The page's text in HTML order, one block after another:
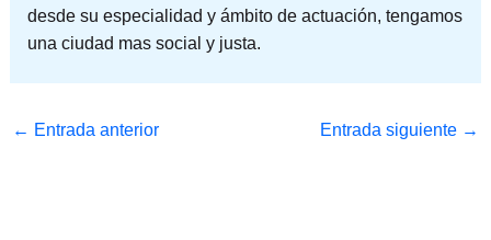
desde su especialidad y ámbito de actuación, tengamos
una ciudad mas social y justa.
← Entrada anterior Entrada siguiente →